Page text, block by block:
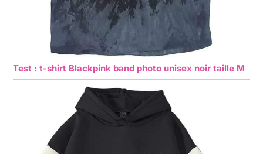
Test : t-shirt Blackpink band photo unisex noir taille M